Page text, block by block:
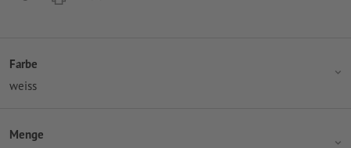
Farbe
weiss
Menge